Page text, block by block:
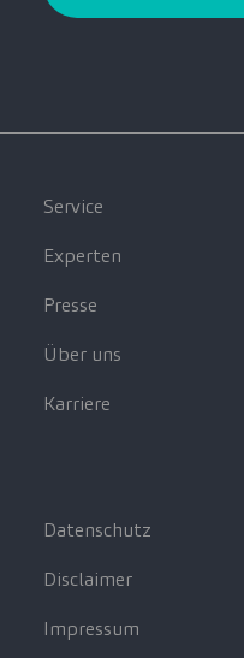
Service
Experten
Presse
Über uns
Karriere
Datenschutz
Disclaimer
Impressum